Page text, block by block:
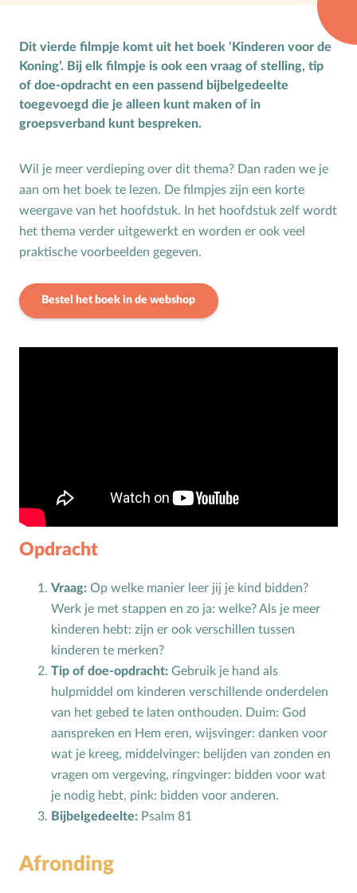
Mediaopvoeding
Kind & Ouder
Samen in gesprek
Speciaal voor moeders
Rouw en verdriet
Toerusting & Advies
Toerusting op locatie
Biddag
Bijbelstudie
Bijbelteksten memoriseren
Bijbelverhalen
Christen zijn
Doopdag
Duurzaamheid
Echtscheiding
Emoties
Evangeliseren
Films en games
Geloofsgesprek
Dit vierde filmpje komt uit het boek ‘Kinderen voor de
Koning’. Bij elk filmpje is ook een vraag of stelling, tip
of doe-opdracht en een passend bijbelgedeelte
toegevoegd die je alleen kunt maken of in
groepsverband kunt bespreken.
Wil je meer verdieping over dit thema? Dan raden we je
aan om het boek te lezen. De filmpjes zijn een korte
weergave van het hoofdstuk. In het hoofdstuk zelf wordt
het thema verder uitgewerkt en worden er ook veel
praktische voorbeelden gegeven.
Bestel het boek in de webshop
Opdracht
Vraag: Op welke manier leer jij je kind bidden?
Werk je met stappen en zo ja: welke? Als je meer
kinderen hebt: zijn er ook verschillen tussen
kinderen te merken?
Tip of doe-opdracht: Gebruik je hand als
hulpmiddel om kinderen verschillende onderdelen
van het gebed te laten onthouden. Duim: God
aanspreken en Hem eren, wijsvinger: danken voor
wat je kreeg, middelvinger: belijden van zonden en
vragen om vergeving, ringvinger: bidden voor wat
je nodig hebt, pink: bidden voor anderen.
Bijbelgedeelte: Psalm 81
Afronding